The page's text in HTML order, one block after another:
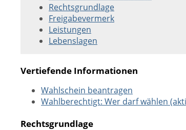
Rechtsgrundlage
Freigabevermerk
Leistungen
Lebenslagen
Vertiefende Informationen
Wahlschein beantragen
Wahlberechtigt: Wer darf wählen
Rechtsgrundlage